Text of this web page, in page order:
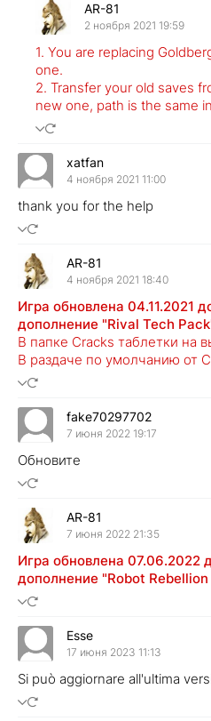
AR-81
2 ноября 2021 19:59
1. You are replacing
one.
2. Transfer your old saves
new one, path is the same
xatfan
4 ноября 2021 11:00
thank you for the help
AR-81
4 ноября 2021 18:40
Игра обновлена 04.11.2021
дополнение "Rival Tech
В папке Cracks таблетки на
В раздаче по умолчанию от
fake70297702
7 июня 2022 19:17
Обновите
AR-81
7 июня 2022 21:35
Игра обновлена 07.06.2022
дополнение "Robot Rebellion
Esse
17 июня 2023 11:13
Si può aggiornare all'ultima